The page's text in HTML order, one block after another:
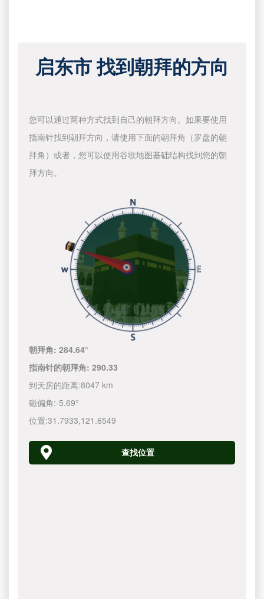
启东市 找到朝拜的方向
您可以通过两种方式找到自己的朝拜方向。如果要使用
指南针找到朝拜方向，请使用下面的朝拜角（罗盘的朝
拜角）或者，您可以使用谷歌地图基础结构找到您的朝
拜方向。
朝拜角:284.64°
指南针的朝拜角:290.33
到天房的距离:8047 km
磁偏角:-5.69°
位置:31.7933,121.6550
查找位置